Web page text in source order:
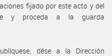
fijado por este acto y del
y proceda a la guarda
dése a la Dirección